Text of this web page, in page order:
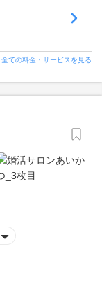
全ての料金・サービスを見る